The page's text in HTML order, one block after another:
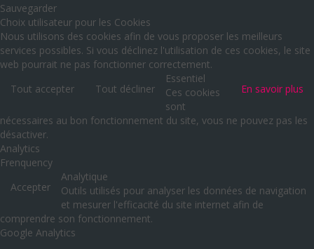
Sauvegarder
Choix utilisateur pour les Cookies
Nous utilisons des cookies afin de vous proposer les meilleurs
services possibles. Si vous déclinez l'utilisation de ces cookies, le site
web pourrait ne pas fonctionner correctement.
Tout accepter
Tout décliner En savoir plus
Essentiel
Ces cookies
sont
nécessaires au bon fonctionnement du site, vous ne pouvez pas les
désactiver.
Analytics
Frenquency
Accepter
Analytique
Outils utilisés pour analyser les données de navigation
et mesurer l'efficacité du site internet afin de
comprendre son fonctionnement.
Google Analytics